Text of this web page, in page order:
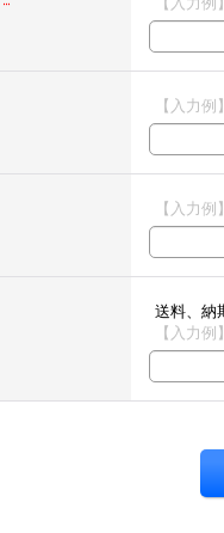
【入力
【入力
送料、納
【入力